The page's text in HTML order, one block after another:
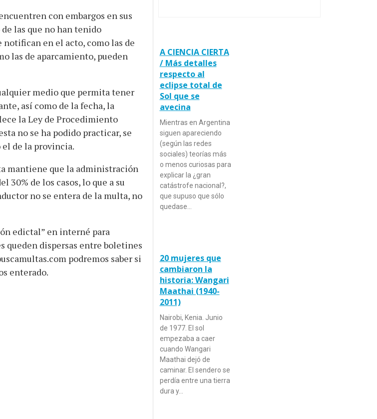
con embargos en sus
las que no han tenido
notifican en el acto, como las de
las de aparcamiento, pueden
medio que permita tener
así como de la fecha, la
la Ley de Procedimiento
no se ha podido practicar, se
de la provincia.
mantiene que la administración
de los casos, lo que a su
no se entera de la multa, no
edictal” en interné para
queden dispersas entre boletines
podremos saber si
enterado.
A CIENCIA CIERTA
/ Más detalles
respecto al
eclipse total de
Sol que se
avecina
Mientras en Argentina
siguen apareciendo
(según las redes
sociales) teorías más
o menos curiosas para
explicar la ¿gran
catástrofe nacional?,
que supuso que sólo
quedase…
20 mujeres que
cambiaron la
historia: Wangari
Maathai (1940-
2011)
Nairobi, Kenia. Junio
de 1977. El sol
empezaba a caer
cuando Wangari
Maathai dejó de
caminar. El sendero se
perdía entre una tierra
dura y…